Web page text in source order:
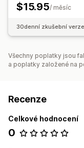
Podrobnosti
$15.95/ měsíc
30denní zkušební
Všechny poplatky jsou
a poplatky založené na
Recenze
Celkové hodnocení
0